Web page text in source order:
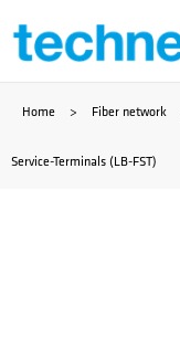
Zum
springen
Home > Fiber network
Service-Terminals (LB-FST)